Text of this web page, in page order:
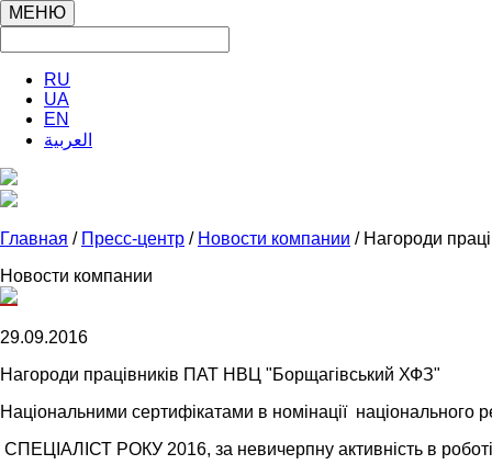
МЕНЮ
RU
UA
EN
العربية
Главная / Пресс-центр / Новости компании / Нагороди
Новости компании
29.09.2016
Нагороди працівників ПАТ НВЦ "Борщагівський ХФЗ"
Національними сертифікатами в номінації національного
СПЕЦІАЛІСТ РОКУ 2016, за невичерпну активність в